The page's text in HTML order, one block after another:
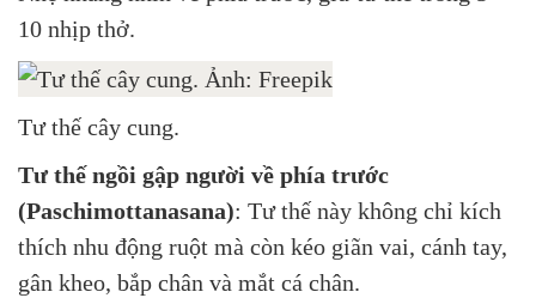
10 nhịp thở.
Tư thế cây cung.
Tư thế ngồi gập người về phía trước
(Paschimottanasana): Tư thế này không chỉ kích
thích nhu động ruột mà còn kéo giãn vai, cánh tay,
gân kheo, bắp chân và mắt cá chân.